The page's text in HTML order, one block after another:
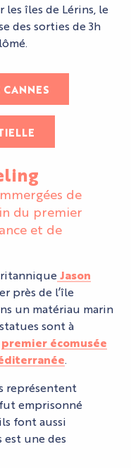
îles de Lérins, le
des sorties de 3h
CANNES
de
du premier
et de
Jason
près de l’île
un matériau marin
sont à
premier écomusée
.
représentent
emprisonné
font aussi
est une des